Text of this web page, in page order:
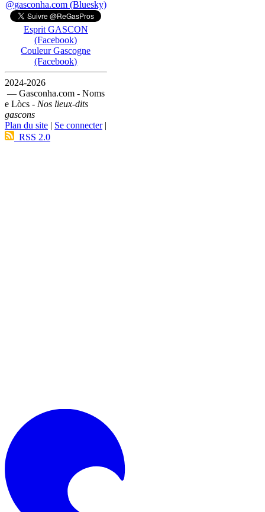
@gasconha.com (Bluesky)
Esprit GASCON
(Facebook)
Couleur Gascogne
(Facebook)
2024-2026
— Gasconha.com - Noms
e Lòcs - Nos lieux-dits
gascons
Plan du site | Se connecter|
RSS 2.0